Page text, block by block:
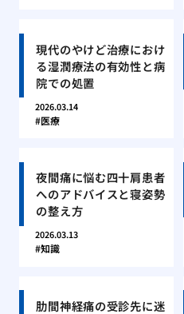
現代のやけど治療におけ
る湿潤療法の有効性と病
院での処置
2026.03.14
医療
夜間痛に悩む四十肩患者
へのアドバイスと寝姿勢
の整え方
2026.03.13
知識
肋間神経痛の受診先に迷